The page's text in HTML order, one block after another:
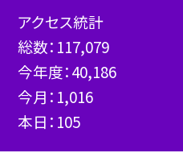
アクセス統計
総数： 117,079
今年度：40,186
今月： 1,016
本日： 105